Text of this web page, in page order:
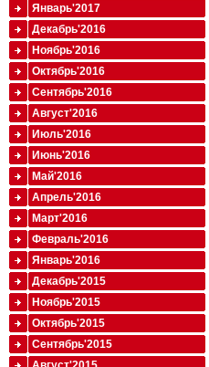
Январь'2017
Декабрь'2016
Ноябрь'2016
Октябрь'2016
Сентябрь'2016
Август'2016
Июль'2016
Июнь'2016
Май'2016
Апрель'2016
Март'2016
Февраль'2016
Январь'2016
Декабрь'2015
Ноябрь'2015
Октябрь'2015
Сентябрь'2015